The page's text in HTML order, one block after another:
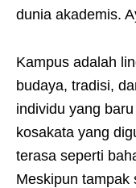
dunia akademis.
Kampus adalah
budaya, tradisi,
individu yang
kosakata yang
terasa seperti
Meskipun tampak